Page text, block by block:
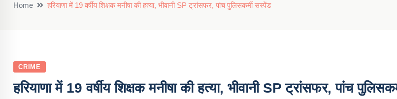
Home हरियाणा में 19 वर्षीय शिक्षक मनीषा की हत्या, भीवानी SP ट्रांसफर, पांच पुलिसकर्मी सस्पेंड
CRIME
हरियाणा में 19 वर्षीय शिक्षक मनीषा की हत्या, भीवानी SP ट्रांसफर, पांच